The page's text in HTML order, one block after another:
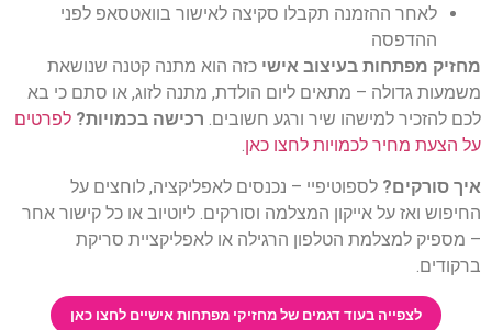
לאחר ההזמנה תקבלו סקיצה לאישור בוואטסאפ לפני
ההדפסה
מפתחות בעיצוב אישי כזה הוא מתנה קטנה שנושאת
גדולה – מתאים ליום הולדת, מתנה לזוג, או סתם כי בא
למישהו שיר ורגע חשובים.רכישה בכמויות? לפרטים
מחיר לכמויות לחצו כאן.
סורקים?לספוטיפיי – נכנסים לאפליקציה, לוחצים על
ואז על אייקון המצלמה וסורקים. ליוטיוב או כל קישור אחר
למצלמת הטלפון הרגילה או לאפליקציית סריקת
לצפייה בעוד דגמים של מחזיקי מפתחות אישיים לחצו כאן